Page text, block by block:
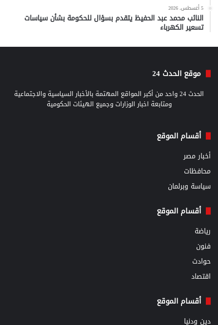
5 أغسطس، 2026
النائب محمد عبد الحفيظ يتقدم بسؤال للحكومة بشأن سياسات
تسعير الكهرباء
موقع الحدث 24
الحدث 24 واحد من أكبر المواقع المهتمة بالأخبار السياسية والاجتماعية
ومتابعة اخبار الوزارات وجميع الهيئات الحكومية
أقسام الموقع
أخبار مصر
محافظات
سياسة وبرلمان
أقسام الموقع
رياضة
فنون
حوادث
اقتصاد
أقسام الموقع
دين ودنيا